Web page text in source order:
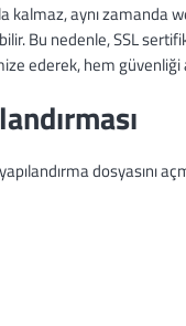
kalmaz, aynı zamanda
Bu nedenle, SSL
ederek, hem
dosyasını